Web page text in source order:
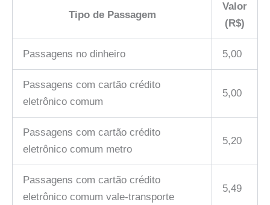
Tipo de Passagem
Valor
(R$)
Passagens no dinheiro 5,00
Passagens com cartão crédito
eletrônico comum
5,00
Passagens com cartão crédito
eletrônico comum metro
5,20
Passagens com cartão crédito
eletrônico comum vale-transporte
5,49